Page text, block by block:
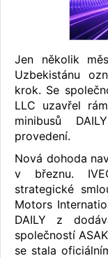
Jen několik
Uzbekistánu
krok. Se
LLC uzavřel
minibusů
provedení.
Nová dohoda
v březnu.
strategické
Motors
DAILY z
společností
se stala